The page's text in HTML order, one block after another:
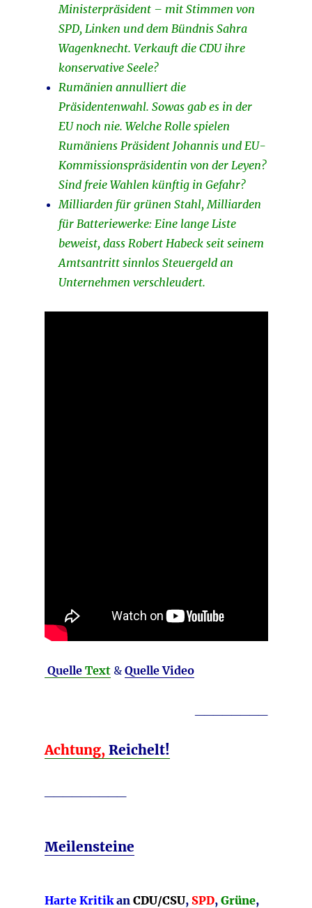
Ministerpräsident – mit Stimmen von
SPD, Linken und dem Bündnis Sahra
Wagenknecht. Verkauft die CDU ihre
konservative Seele?
Rumänien annulliert die
Präsidentenwahl. Sowas gab es in der
EU noch nie. Welche Rolle spielen
Rumäniens Präsident Johannis und EU-
Kommissionspräsidentin von der Leyen?
Sind freie Wahlen künftig in Gefahr?
Milliarden für grünen Stahl, Milliarden
für Batteriewerke: Eine lange Liste
beweist, dass Robert Habeck seit seinem
Amtsantritt sinnlos Steuergeld an
Unternehmen verschleudert.
Quelle Text& Quelle Video
Achtung, Reichelt!
Meilensteine
Harte Kritikan CDU/CSU, SPD, Grüne,